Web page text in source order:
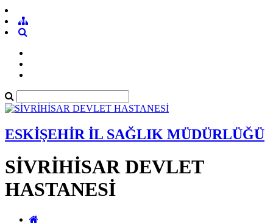
ESKİŞEHİR İL SAĞLIK MÜDÜRLÜĞÜ
SİVRİHİSAR DEVLET
HASTANESİ